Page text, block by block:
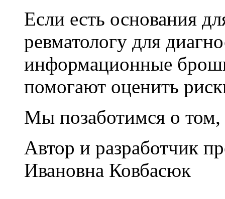
Если есть основания
ревматологу для
информационные
помогают оценить
Мы позаботимся о том,
Автор и разработчик
Ивановна Ковбасюк